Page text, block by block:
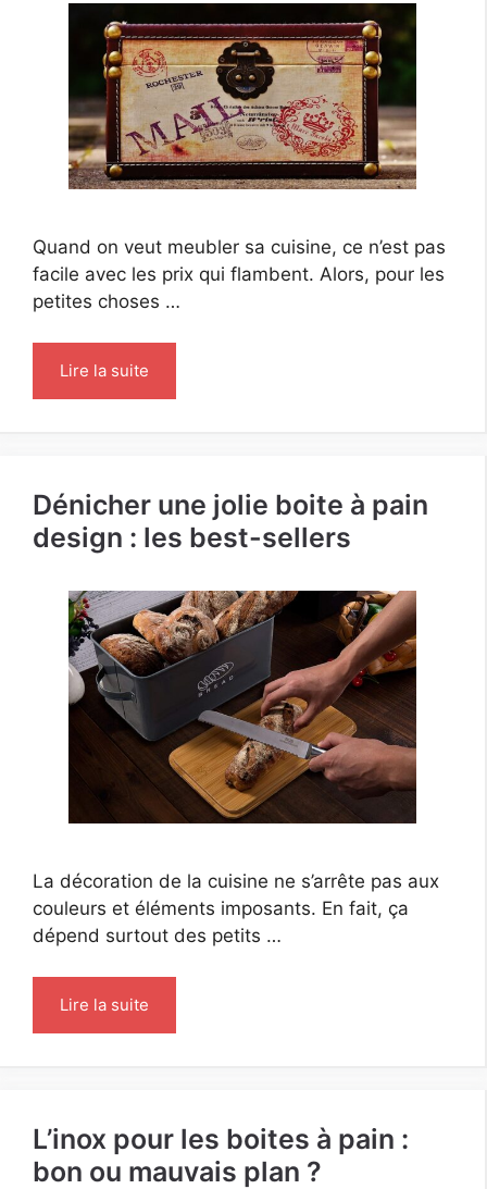
Quand on veut meubler sa cuisine, ce n’est pas
facile avec les prix qui flambent. Alors, pour les
petites choses …
Lire la suite
Dénicher une jolie boite à pain
design : les best-sellers
La décoration de la cuisine ne s’arrête pas aux
couleurs et éléments imposants. En fait, ça
dépend surtout des petits …
Lire la suite
L’inox pour les boites à pain :
bon ou mauvais plan ?